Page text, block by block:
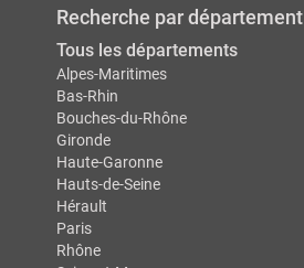
Recherche par département
Tous les départements
Alpes-Maritimes
Bas-Rhin
Bouches-du-Rhône
Gironde
Haute-Garonne
Hauts-de-Seine
Hérault
Paris
Rhône